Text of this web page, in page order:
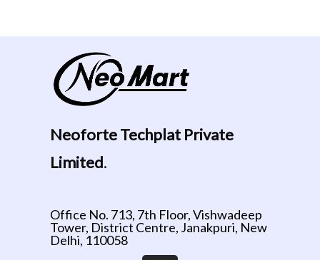
Neoforte Techplat Private
Limited.
Office No. 713, 7th Floor, Vishwadeep
Tower, District Centre, Janakpuri, New
Delhi, 110058